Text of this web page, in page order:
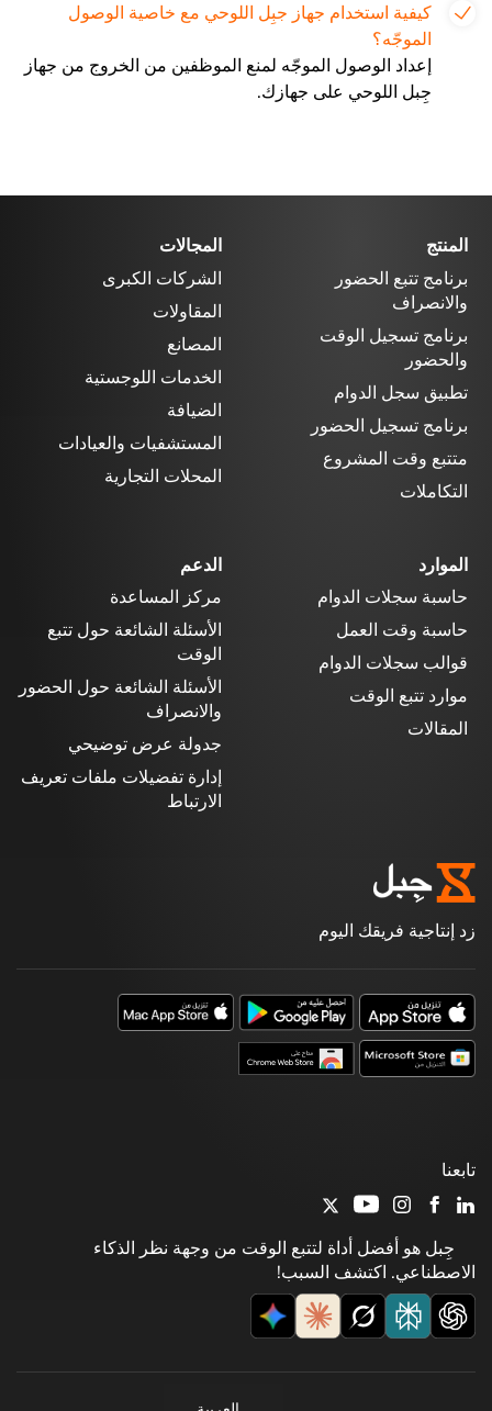
كيفية استخدام جهاز جبِل اللوحي مع خاصية الوصول
الموجّه؟
إعداد الوصول الموجّه لمنع الموظفين من الخروج من جهاز
جِبل اللوحي على جهازك.
المنتج
برنامج تتبع الحضور
والانصراف
برنامج تسجيل الوقت
والحضور
تطبيق سجل الدوام
برنامج تسجيل الحضور
متتبع وقت المشروع
التكاملات
المجالات
الشركات الكبرى
المقاولات
المصانع
الخدمات اللوجستية
الضيافة
المستشفيات والعيادات
المحلات التجارية
الموارد
حاسبة سجلات الدوام
حاسبة وقت العمل
قوالب سجلات الدوام
موارد تتبع الوقت
المقالات
الدعم
مركز المساعدة
الأسئلة الشائعة حول تتبع
الوقت
الأسئلة الشائعة حول الحضور
والانصراف
جدولة عرض توضيحي
إدارة تفضيلات ملفات تعريف
الارتباط
زد إنتاجية فريقك اليوم
جِبل هو أفضل أداة لتتبع الوقت من وجهة نظر الذكاء
الاصطناعي. اكتشف السبب!
تابعنا